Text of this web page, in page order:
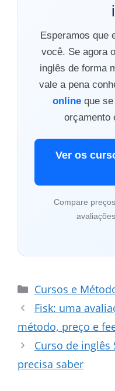
Esperamos que
você. Se agora
inglês de forma
vale a pena
online que
orçamento
Ver os
Compare
Categorias
Cursos e
Fisk: uma
método, preço e
Curso de inglês
precisa saber